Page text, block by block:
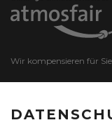
Wir kompensieren für
ZERTIFIKAT